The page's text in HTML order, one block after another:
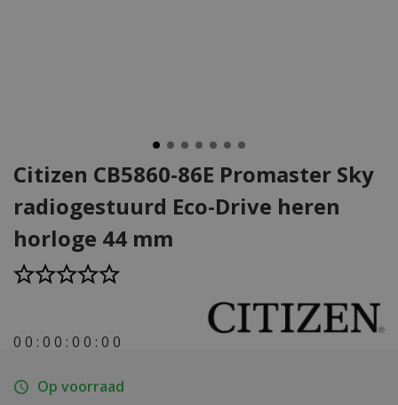
Citizen CB5860-86E Promaster Sky
radiogestuurd Eco-Drive heren
horloge 44 mm
0 0 : 0 0 : 0 0 : 0 0
Op voorraad